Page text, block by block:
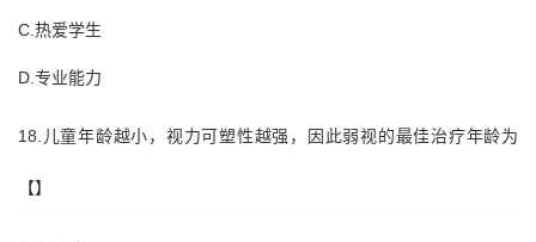
C.热爱学生
D.专业能力
18.儿童年龄越小，视力可塑性越强，因此弱视的最佳治疗年龄为
【】